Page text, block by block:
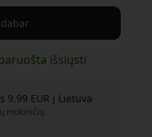
išsiųsti
9.99 EUR į Lietuva
mokesčių